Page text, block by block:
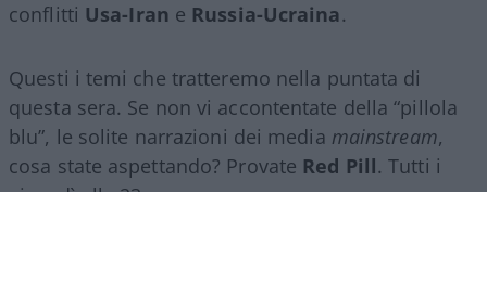
conflitti Usa-Iran e Russia-Ucraina.
Questi i temi che tratteremo nella puntata di
questa sera. Se non vi accontentate della “pillola
blu”, le solite narrazioni dei media mainstream,
cosa state aspettando? Provate Red Pill. Tutti i
giovedì alle 23